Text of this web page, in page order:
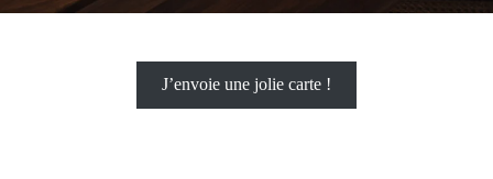
J’envoie une jolie carte !